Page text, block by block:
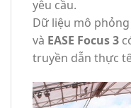
yêu cầu.
Dữ liệu mô
và EASE Focus 3
truyền dẫn thực